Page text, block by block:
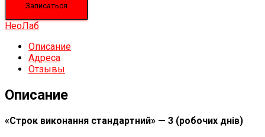
Записаться
НеоЛаб
Описание
Адреса
Отзывы
Описание
«Строк виконання стандартний» — 3 (робочих днів)